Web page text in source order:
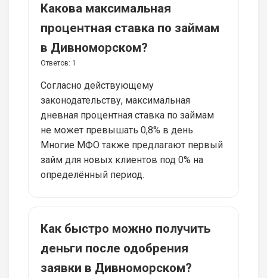
Какова максимальная
процентная ставка по займам
в Дивноморском?
Ответов: 1
Согласно действующему
законодательству, максимальная
дневная процентная ставка по займам
не может превышать 0,8% в день.
Многие МФО также предлагают первый
займ для новых клиентов под 0% на
определённый период.
Как быстро можно получить
деньги после одобрения
заявки в Дивноморском?